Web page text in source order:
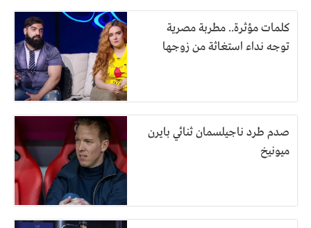
كلمات مؤثرة.. مطربة مصرية
توجه نداء استغاثة من زوجها
صدم طرد ناجيلسمان ثنائي بايرن
ميونيخ